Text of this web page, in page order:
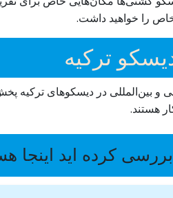
را خواهید داشت.
ترکیه
و بین‌المللی در دیسکوهای
هستند.
کرده اید اینجا